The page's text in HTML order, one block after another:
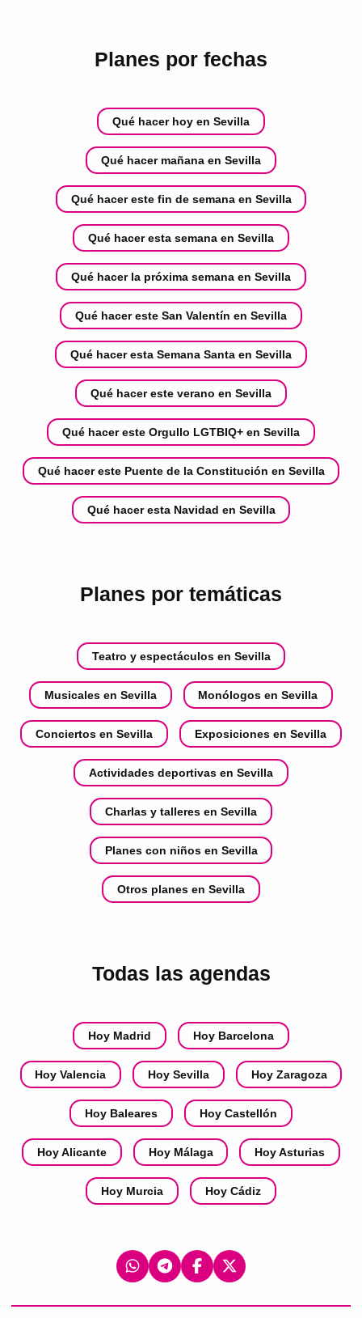
Planes por fechas
Qué hacer hoy en Sevilla
Qué hacer mañana en Sevilla
Qué hacer este fin de semana en Sevilla
Qué hacer esta semana en Sevilla
Qué hacer la próxima semana en Sevilla
Qué hacer este San Valentín en Sevilla
Qué hacer esta Semana Santa en Sevilla
Qué hacer este verano en Sevilla
Qué hacer este Orgullo LGTBIQ+ en Sevilla
Qué hacer este Puente de la Constitución en Sevilla
Qué hacer esta Navidad en Sevilla
Planes por temáticas
Teatro y espectáculos en Sevilla
Musicales en Sevilla Monólogos en Sevilla
Conciertos en Sevilla Exposiciones en Sevilla
Actividades deportivas en Sevilla
Charlas y talleres en Sevilla
Planes con niños en Sevilla
Otros planes en Sevilla
Todas las agendas
Hoy Madrid Hoy Barcelona
Hoy Valencia Hoy Sevilla Hoy Zaragoza
Hoy Baleares Hoy Castellón
Hoy Alicante Hoy Málaga Hoy Asturias
Hoy Murcia Hoy Cádiz